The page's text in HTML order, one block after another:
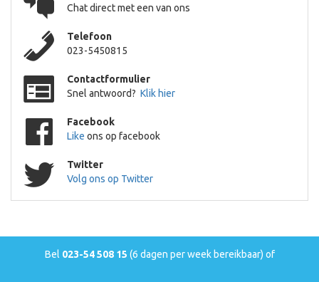
Chat direct met een van ons
Telefoon
023-5450815
Contactformulier
Snel antwoord? Klik hier
Facebook
Like ons op facebook
Twitter
Volg ons op Twitter
Bel 023-54 508 15 (6 dagen per week bereikbaar) of